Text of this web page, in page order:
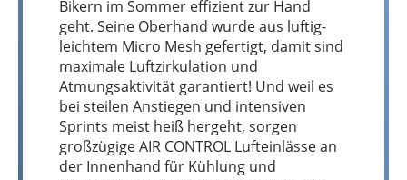
Bikern im Sommer effizient zur Hand
geht. Seine Oberhand wurde aus luftig-
leichtem Micro Mesh gefertigt, damit sind
maximale Luftzirkulation und
Atmungsaktivität garantiert! Und weil es
bei steilen Anstiegen und intensiven
Sprints meist heiß hergeht, sorgen
großzügige AIR CONTROL Lufteinlässe an
der Innenhand für Kühlung und